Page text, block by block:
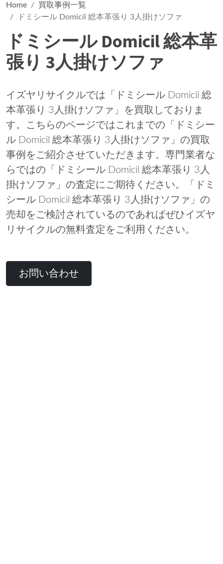
Home
買取事例一覧
ドミシール Domicil 総本革張り 3人掛けソファ
ドミシール Domicil 総本革
張り 3人掛けソファ
イズヤリサイクルでは「ドミシール Domicil 総
本革張り 3人掛けソファ」を買取しておりま
す。こちらのページではこれまでの「ドミシー
ル Domicil 総本革張り 3人掛けソファ」の買取
事例をご紹介させていただきます。専門業者な
らではの「ドミシール Domicil 総本革張り 3人
掛けソファ」の査定にご期待ください。「ドミ
シール Domicil 総本革張り 3人掛けソファ」の
売却をご検討されているのであればぜひイズヤ
リサイクルの無料査定をご利用ください。
お問い合わせ